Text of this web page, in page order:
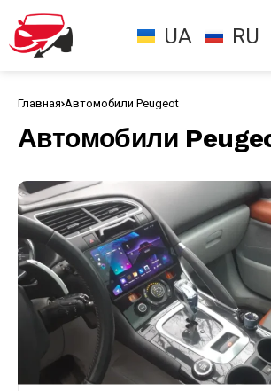
UA RU
Главная Автомобили Peugeot
Автомобили